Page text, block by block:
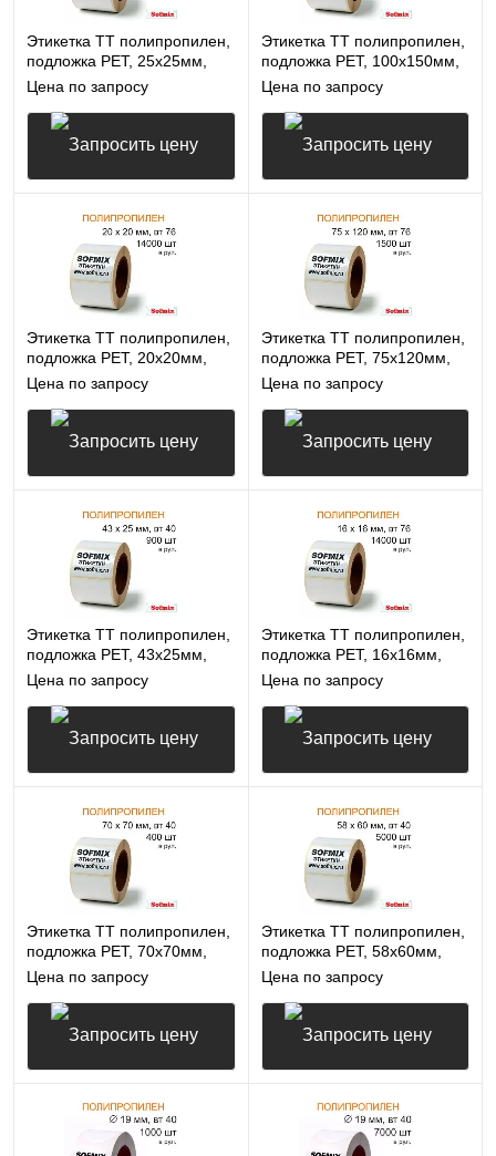
Этикетка ТТ полипропилен,
подложка РЕТ, 25х25мм,
14000 в рул, вт76, 14115
Цена по запросу
Запросить цену
Этикетка ТТ полипропилен,
подложка РЕТ, 100х150мм,
500 в рул, вт40, 14115
Цена по запросу
Запросить цену
Этикетка ТТ полипропилен,
подложка РЕТ, 20х20мм,
14000 в рул, вт76, 14115
Цена по запросу
Запросить цену
Этикетка ТТ полипропилен,
подложка РЕТ, 75х120мм,
1500 в рул, вт76, 14115
Цена по запросу
Запросить цену
Этикетка ТТ полипропилен,
подложка РЕТ, 43х25мм,
900 в рул, вт40, 14115
Цена по запросу
Запросить цену
Этикетка ТТ полипропилен,
подложка РЕТ, 16х16мм,
14000 в рул, вт76, 14115
Цена по запросу
Запросить цену
Этикетка ТТ полипропилен,
подложка РЕТ, 70х70мм,
400 в рул, вт40, 14115
Цена по запросу
Запросить цену
Этикетка ТТ полипропилен,
подложка РЕТ, 58х60мм,
5000 в рул, вт40, 14115
Цена по запросу
Запросить цену